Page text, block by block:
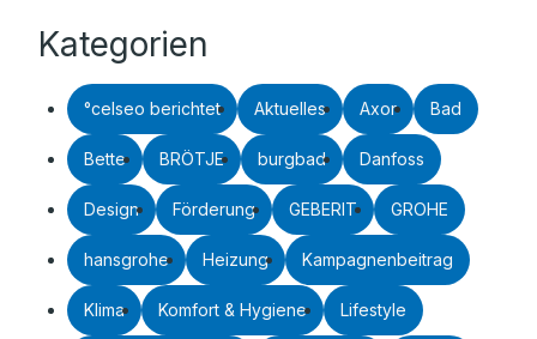
Kategorien
°celseo berichtet Aktuelles Axor Bad
Bette BRÖTJE burgbad Danfoss
Design Förderung GEBERIT GROHE
hansgrohe Heizung Kampagnenbeitrag
Klima Komfort & Hygiene Lifestyle